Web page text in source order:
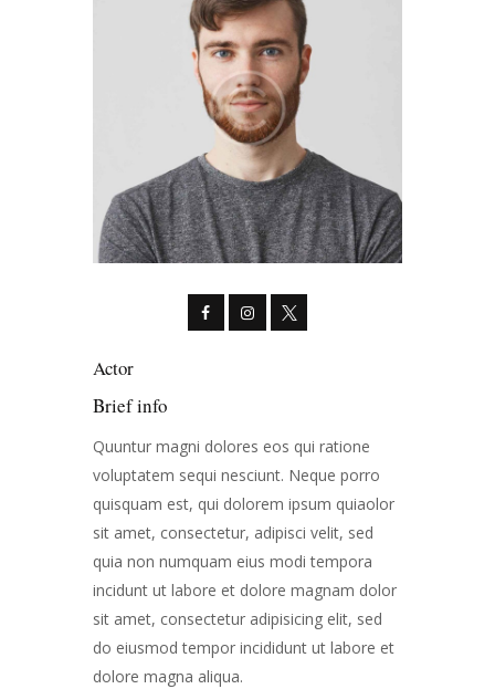
Actor
Brief info
Quuntur magni dolores eos qui ratione
voluptatem sequi nesciunt. Neque porro
quisquam est, qui dolorem ipsum quiaolor
sit amet, consectetur, adipisci velit, sed
quia non numquam eius modi tempora
incidunt ut labore et dolore magnam dolor
sit amet, consectetur adipisicing elit, sed
do eiusmod tempor incididunt ut labore et
dolore magna aliqua.